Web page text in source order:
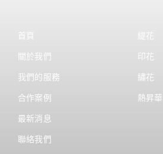
首頁
關於我們
我們的服務
合作案例
最新消息
聯絡我們
緹花
印花
繡花
熱昇華